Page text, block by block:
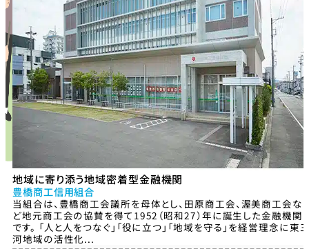
地域に寄り添う地域密着型金融機関
豊橋商工信用組合
当組合は、豊橋商工会議所を母体とし、田原商工会、渥美商工会な
ど地元商工会の協賛を得て1952（昭和27）年に誕生した金融機関
です。 「人と人をつなぐ」「役に立つ」「地域を守る」を経営理念に東
河地域の活性化...